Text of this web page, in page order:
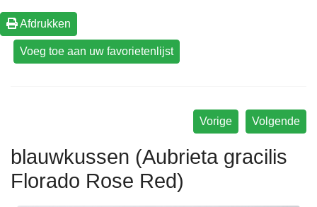
Afdrukken
Volgende
Vorige
blauwkussen (Aubrieta gracilis
Florado Rose Red)